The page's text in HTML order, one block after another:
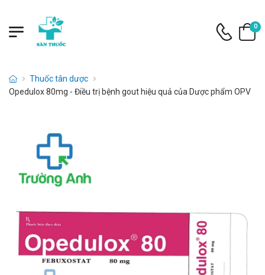
0
Thuốc tân dược
Opedulox 80mg - Điều trị bệnh gout hiệu quả của Dược phẩm OPV